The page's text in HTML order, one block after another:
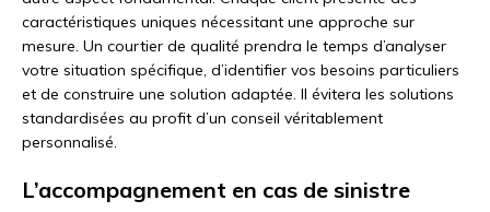
caractéristiques uniques nécessitant une approche sur
mesure. Un courtier de qualité prendra le temps d’analyser
votre situation spécifique, d’identifier vos besoins particuliers
et de construire une solution adaptée. Il évitera les solutions
standardisées au profit d’un conseil véritablement
personnalisé.
L’accompagnement en cas de sinistre